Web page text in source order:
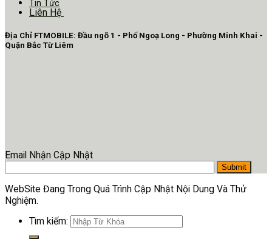
Tin Tức
Liên Hệ
Địa Chỉ FTMOBILE: Đầu ngõ 1 - Phố Ngoạ Long - Phường Minh Khai -
Quận Bắc Từ Liêm
Email Nhận Cập Nhật
WebSite Đang Trong Quá Trình Cập Nhật Nội Dung Và Thử
Nghiệm.
Tìm kiếm: